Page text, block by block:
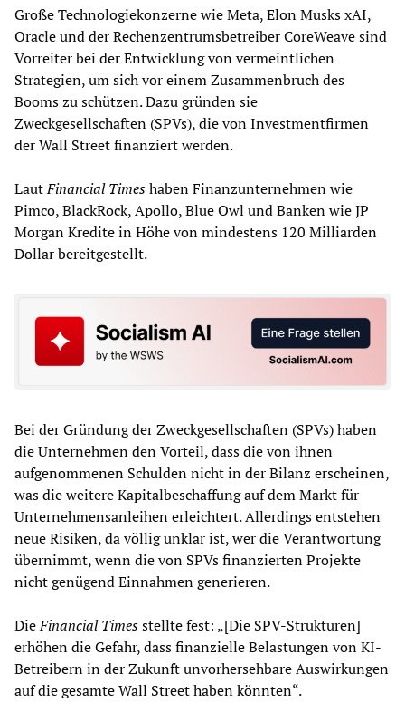
Große Technologiekonzerne wie Meta, Elon Musks xAI,
Oracle und der Rechenzentrumsbetreiber CoreWeave sind
Vorreiter bei der Entwicklung von vermeintlichen
Strategien, um sich vor einem Zusammenbruch des
Booms zu schützen. Dazu gründen sie
Zweckgesellschaften (SPVs), die von Investmentfirmen
der Wall Street finanziert werden.
LautFinancial Timeshaben Finanzunternehmen wie
Pimco, BlackRock, Apollo, Blue Owl und Banken wie JP
Morgan Kredite in Höhe von mindestens 120 Milliarden
Dollar bereitgestellt.
Bei der Gründung der Zweckgesellschaften (SPVs) haben
die Unternehmen den Vorteil, dass die von ihnen
aufgenommenen Schulden nicht in der Bilanz erscheinen,
was die weitere Kapitalbeschaffung auf dem Markt für
Unternehmensanleihen erleichtert. Allerdings entstehen
neue Risiken, da völlig unklar ist, wer die Verantwortung
übernimmt, wenn die von SPVs finanzierten Projekte
nicht genügend Einnahmen generieren.
DieFinancial Timesstellte fest: „[Die SPV-Strukturen]
erhöhen die Gefahr, dass finanzielle Belastungen von KI-
Betreibern in der Zukunft unvorhersehbare Auswirkungen
auf die gesamte Wall Street haben könnten“.